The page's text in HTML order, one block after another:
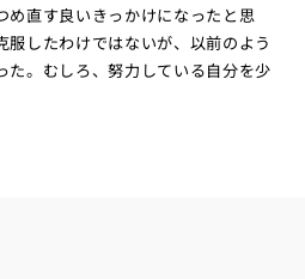
め直す良いきっかけになったと思
服したわけではないが、以前のよう
た。むしろ、努力している自分を少